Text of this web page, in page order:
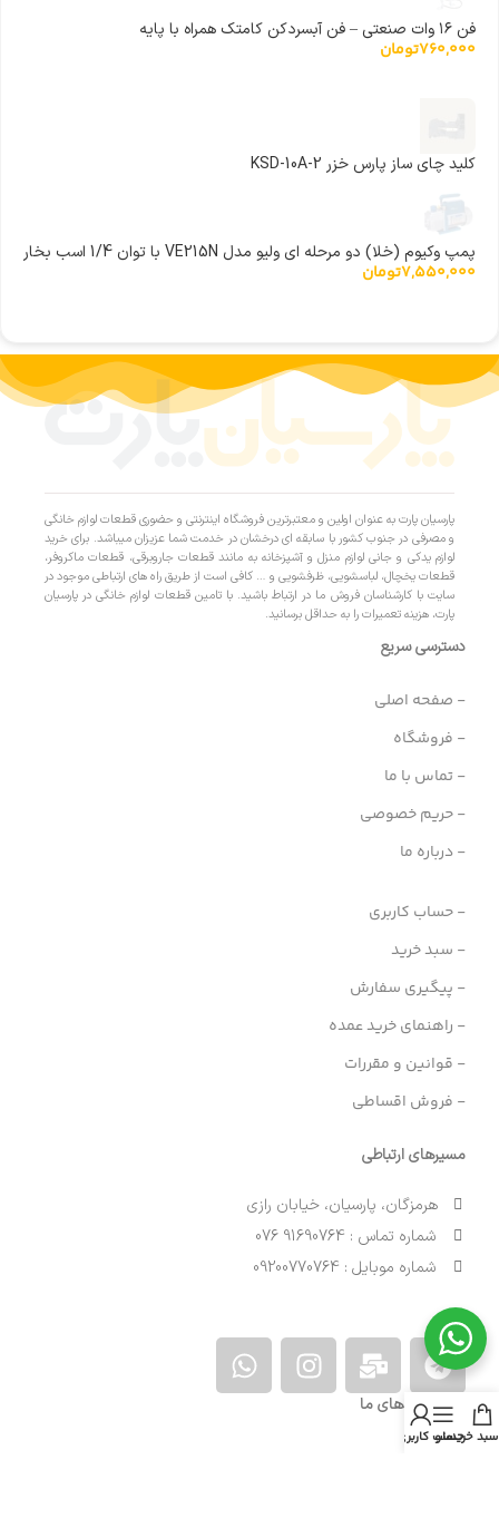
فن ۱۶ وات صنعتی – فن آبسردکن کامتک همراه با پایه
760,000تومان
کلید چای ساز پارس خزر KSD-10A-2
پمپ وکیوم (خلا) دو مرحله‌ ای ولیو مدل VE215N با توان 1/4 اسب بخار
7,550,000تومان
پارسیان پارت به عنوان اولین و معتبرترین فروشگاه اینترنتی و حضوری قطعات لوازم خانگی
و مصرفی در جنوب کشور با سابقه ای درخشان در خدمت شما عزیزان میباشد. برای خرید
لوازم یدکی و جانی لوازم منزل و آشپزخانه به مانند قطعات جاروبرقی، قطعات ماکروفر،
قطعات یخچال، لباسشویی، ظرفشویی و … کافی است از طریق راه های ارتباطی موجود در
سایت با کارشناسان فروش ما در ارتباط باشید. با تامین قطعات لوازم خانگی در پارسیان
پارت، هزینه تعمیرات را به حداقل برسانید.
دسترسی سریع
- صفحه اصلی
- فروشگاه
- تماس با ما
- حریم خصوصی
- درباره ما
- حساب کاربری
- سبد خرید
- پیگیری سفارش
- راهنمای خرید عمده
- قوانین و مقررات
- فروش اقساطی
مسیرهای ارتباطی
هرمزگان، پارسیان، خیابان رازی
شماره تماس : 91690764 076
شماره موبایل : 09200770764
نمادهای ما
سبد خریدمنو
حساب کاربری من